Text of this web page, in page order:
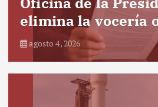
elimina la vocería
agosto 4, 2026